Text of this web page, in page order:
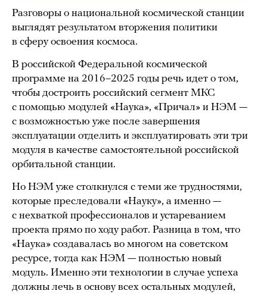
Разговоры о национальной космической станции
выглядят результатом вторжения политики
в сферу освоения космоса.
В российской Федеральной космической
программе на 2016–2025 годы речь идет о том,
чтобы достроить российский сегмент МКС
с помощью модулей «Наука», «Причал» и НЭМ —
с возможностью уже после завершения
эксплуатации отделить и эксплуатировать эти три
модуля в качестве самостоятельной российской
орбитальной станции.
Но НЭМ уже столкнулся с теми же трудностями,
которые преследовали «Науку», а именно —
с нехваткой профессионалов и устареванием
проекта прямо по ходу работ. Разница в том, что
«Наука» создавалась во многом на советском
ресурсе, тогда как НЭМ — полностью новый
модуль. Именно эти технологии в случае успеха
должны лечь в основу всех остальных модулей,